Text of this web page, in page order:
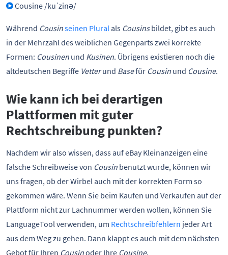
Cousine /kuˈzinə/
Während Cousinseinen Pluralals Cousinsbildet, gibt es auch
in der Mehrzahl des weiblichen Gegenparts zwei korrekte
Formen: Cousinen und Kusinen. Übrigens existieren noch die
altdeutschen Begriffe Vetterund Basefür Cousin und Cousine.
Wie kann ich bei derartigen
Plattformen mit guter
Rechtschreibung punkten?
Nachdem wir also wissen, dass auf eBay Kleinanzeigen eine
falsche Schreibweise von Cousin benutzt wurde, können wir
uns fragen, ob der Wirbel auch mit der korrekten Form so
gekommen wäre. Wenn Sie beim Kaufen und Verkaufen auf der
Plattform nicht zur Lachnummer werden wollen, können Sie
LanguageTool verwenden, um Rechtschreibfehlern jeder Art
aus dem Weg zu gehen. Dann klappt es auch mit dem nächsten
Gebot für Ihren Cousinoder Ihre Cousine.